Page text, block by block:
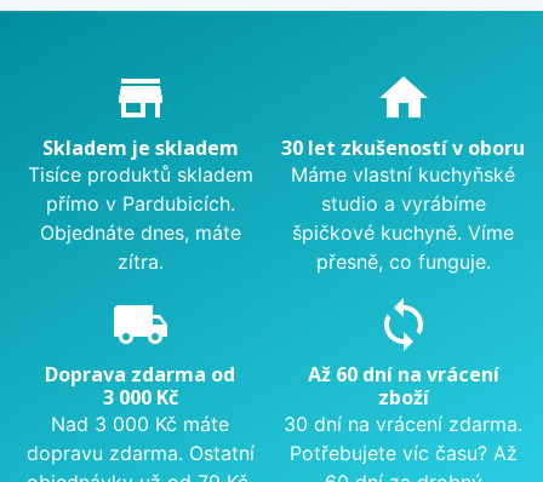
Proč nakupovat u nás?
store_mall_directory
Skladem je skladem
Tisíce produktů skladem
přímo v Pardubicích.
Objednáte dnes, máte
zítra.
home
30 let zkušeností v oboru
Máme vlastní kuchyňské
studio a vyrábíme
špičkové kuchyně. Víme
přesně, co funguje.
local_shipping
Doprava zdarma od
3 000 Kč
Nad 3 000 Kč máte
dopravu zdarma. Ostatní
sync
Až 60 dní na vrácení
zboží
30 dní na vrácení zdarma.
Potřebujete víc času? Až